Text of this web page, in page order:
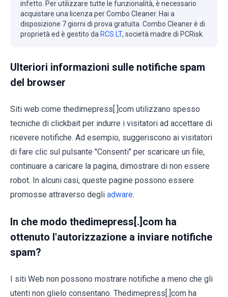
infetto. Per utilizzare tutte le funzionalità, è necessario
acquistare una licenza per Combo Cleaner. Hai a
disposizione 7 giorni di prova gratuita. Combo Cleaner è di
proprietà ed è gestito da RCS LT, società madre di PCRisk.
Ulteriori informazioni sulle notifiche spam
del browser
Siti web come thedimepress[.]com utilizzano spesso
tecniche di clickbait per indurre i visitatori ad accettare di
ricevere notifiche. Ad esempio, suggeriscono ai visitatori
di fare clic sul pulsante "Consenti" per scaricare un file,
continuare a caricare la pagina, dimostrare di non essere
robot. In alcuni casi, queste pagine possono essere
promosse attraverso degli adware.
In che modo thedimepress[.]com ha
ottenuto l'autorizzazione a inviare notifiche
spam?
I siti Web non possono mostrare notifiche a meno che gli
utenti non glielo consentano. Thedimepress[.]com ha